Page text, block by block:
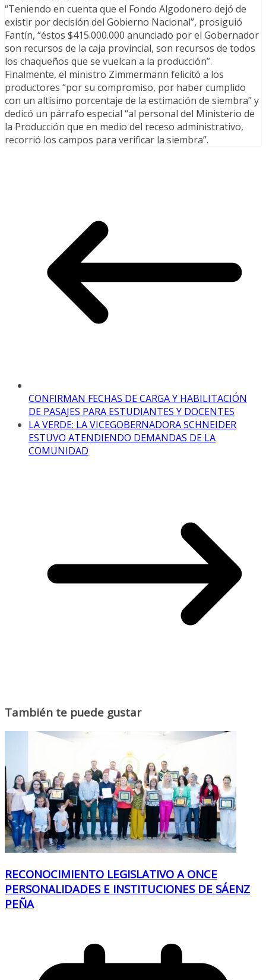
“Teniendo en cuenta que el Fondo Algodonero dejó de
existir por decisión del Gobierno Nacional”, prosiguió
Fantín, “éstos $415.000.000 anunciado por el Gobernador
son recursos de la caja provincial, son recursos de todos
los chaqueños que se vuelcan a la producción”.
Finalmente, el ministro Zimmermann felicitó a los
productores “por su compromiso, por haber cumplido
con un altísimo porcentaje de la estimación de siembra” y
dedicó un párrafo especial “al personal del Ministerio de
la Producción que en medio del receso administrativo,
recorrió los campos para verificar la siembra”.
CONFIRMAN FECHAS DE CARGA Y HABILITACIÓN
DE PASAJES PARA ESTUDIANTES Y DOCENTES
LA VERDE: LA VICEGOBERNADORA SCHNEIDER
ESTUVO ATENDIENDO DEMANDAS DE LA
COMUNIDAD
También te puede gustar
RECONOCIMIENTO LEGISLATIVO A ONCE
PERSONALIDADES E INSTITUCIONES DE SÁENZ
PEÑA